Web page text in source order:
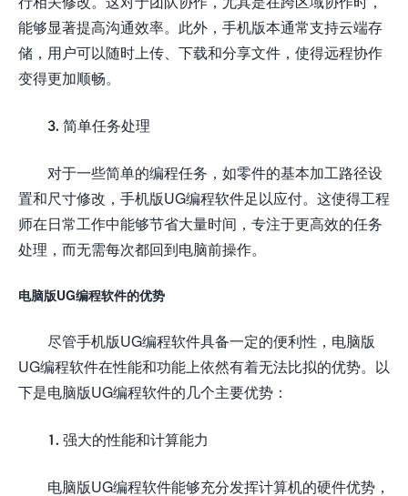
能够显著提高沟通效率。此外，手机版本通常支持云端存
储，用户可以随时上传、下载和分享文件，使得远程协作
变得更加顺畅。
3. 简单任务处理
对于一些简单的编程任务，如零件的基本加工路径设
置和尺寸修改，手机版UG编程软件足以应付。这使得工程
师在日常工作中能够节省大量时间，专注于更高效的任务
处理，而无需每次都回到电脑前操作。
电脑版UG编程软件的优势
尽管手机版UG编程软件具备一定的便利性，电脑版
UG编程软件在性能和功能上依然有着无法比拟的优势。以
下是电脑版UG编程软件的几个主要优势：
1. 强大的性能和计算能力
电脑版UG编程软件能够充分发挥计算机的硬件优势，